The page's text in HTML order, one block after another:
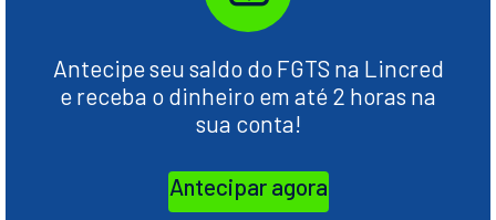
Antecipe seu saldo do FGTS na Lincred
e receba o dinheiro em até 2 horas na
sua conta!
Antecipar agora